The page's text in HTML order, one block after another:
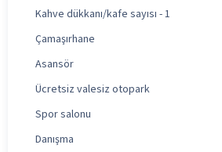
Kahve dükkanı/kafe sayısı - 1
Çamaşırhane
Asansör
Ücretsiz valesiz otopark
Spor salonu
Danışma